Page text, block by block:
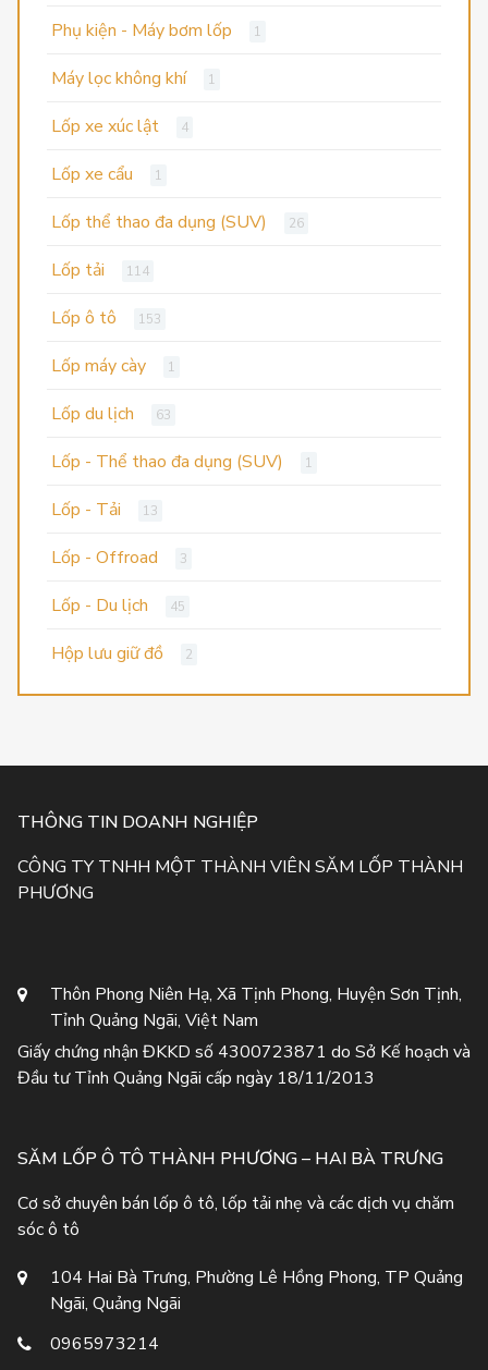
Phụ kiện - Máy bơm lốp 1
Máy lọc không khí 1
Lốp xe xúc lật 4
Lốp xe cẩu 1
Lốp thể thao đa dụng (SUV) 26
Lốp tải 114
Lốp ô tô 153
Lốp máy cày 1
Lốp du lịch 63
Lốp - Thể thao đa dụng (SUV) 1
Lốp - Tải 13
Lốp - Offroad 3
Lốp - Du lịch 45
Hộp lưu giữ đồ 2
THÔNG TIN DOANH NGHIỆP
CÔNG TY TNHH MỘT THÀNH VIÊN SĂM LỐP THÀNH
PHƯƠNG
Thôn Phong Niên Hạ, Xã Tịnh Phong, Huyện Sơn Tịnh,
Tỉnh Quảng Ngãi, Việt Nam
Giấy chứng nhận ĐKKD số 4300723871 do Sở Kế hoạch và
Đầu tư Tỉnh Quảng Ngãi cấp ngày 18/11/2013
SĂM LỐP Ô TÔ THÀNH PHƯƠNG – HAI BÀ TRƯNG
Cơ sở chuyên bán lốp ô tô, lốp tải nhẹ và các dịch vụ chăm
sóc ô tô
104 Hai Bà Trưng, Phường Lê Hồng Phong, TP Quảng
Ngãi, Quảng Ngãi
0965973214